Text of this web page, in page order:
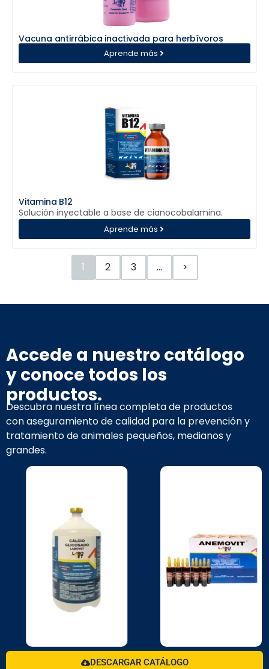
Aprende más
Vacuna antirrábica inactivada para herbívoros
Aprende más
Vitamina B12
Solución inyectable a base de cianocobalamina.
1 2 3 … >
Accede a nuestro catálogo
y conoce todos los
productos.
Descubra nuestra línea completa de productos
con aseguramiento de calidad para la prevención y
tratamiento de animales pequeños, medianos y
grandes.
DESCARGAR CATÁLOGO